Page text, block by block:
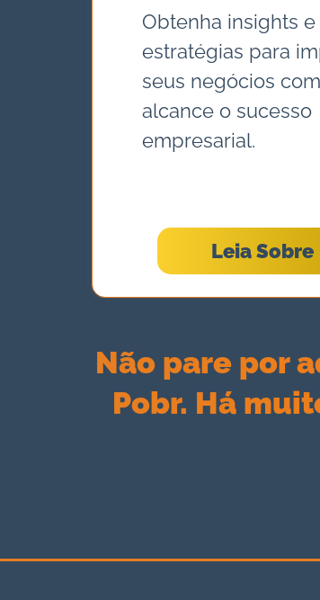
Obtenha insights e
estratégias para
seus negócios
alcance o sucesso
empresarial.
Leia Sobre
Não pare por
Pobr. Há